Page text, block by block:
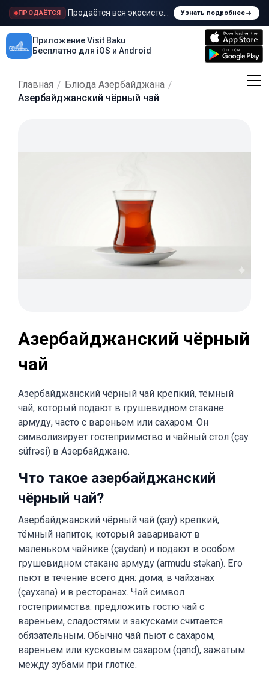
ПРОДАЁТСЯ Продаётся вся экосистема Visit BakuУзнать подробнее
Приложение Visit Baku
Бесплатно для iOS и Android
Главная / Блюда Азербайджана /
Азербайджанский чёрный чай
Азербайджанский чёрный
чай
Азербайджанский чёрный чай крепкий, тёмный
чай, который подают в грушевидном стакане
армуду, часто с вареньем или сахаром. Он
символизирует гостеприимство и чайный стол (çay
süfrəsi) в Азербайджане.
Что такое азербайджанский
чёрный чай?
Азербайджанский чёрный чай (çay) крепкий,
тёмный напиток, который заваривают в
маленьком чайнике (çaydan) и подают в особом
грушевидном стакане армуду (armudu stəkan). Его
пьют в течение всего дня: дома, в чайханах
(çayxana) и в ресторанах. Чай символ
гостеприимства: предложить гостю чай с
вареньем, сладостями и закусками считается
обязательным. Обычно чай пьют с сахаром,
вареньем или кусковым сахаром (qənd), зажатым
между зубами при глотке.